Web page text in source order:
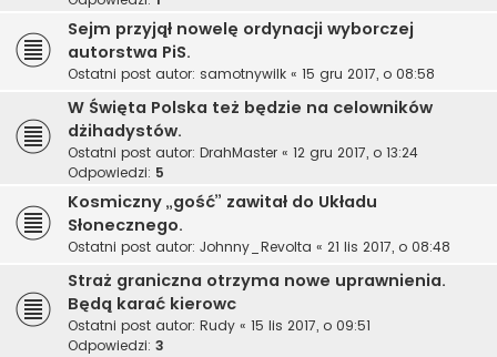
Sejm przyjął nowelę ordynacji wyborczej
autorstwa PiS.
Ostatni post autor: samotnywilk « 15 gru 2017, o 08:58
W Święta Polska też będzie na celowników
dżihadystów.
Ostatni post autor: DrahMaster « 12 gru 2017, o 13:24
Odpowiedzi: 5
Kosmiczny „gość” zawitał do Układu
Słonecznego.
Ostatni post autor: Johnny_Revolta « 21 lis 2017, o 08:48
Straż graniczna otrzyma nowe uprawnienia.
Będą karać kierowc
Ostatni post autor: Rudy « 15 lis 2017, o 09:51
Odpowiedzi: 3